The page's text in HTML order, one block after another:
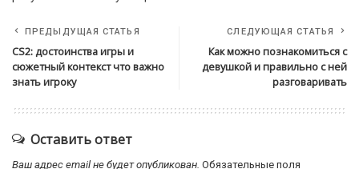
ПРЕДЫДУЩАЯ СТАТЬЯ
CS2: достоинства игры и
сюжетный контекст что важно
знать игроку
СЛЕДУЮЩАЯ СТАТЬЯ
Как можно познакомиться с
девушкой и правильно с ней
разговаривать
Оставить ответ
Ваш адрес email не будет опубликован. Обязательные поля